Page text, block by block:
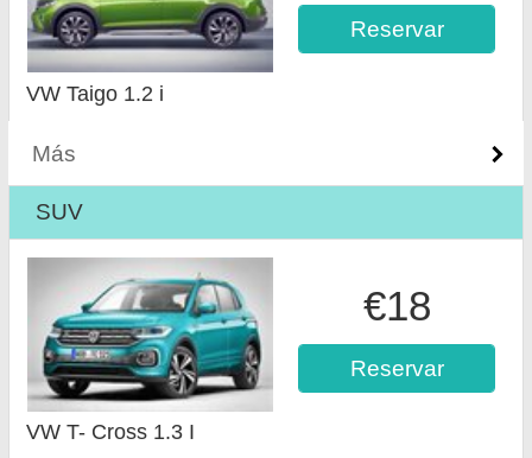
Reservar
VW Taigo 1.2 i
Más
SUV
€18
Reservar
VW T- Cross 1.3 I